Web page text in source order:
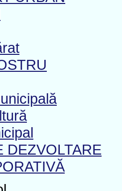
DEZVOLTARE